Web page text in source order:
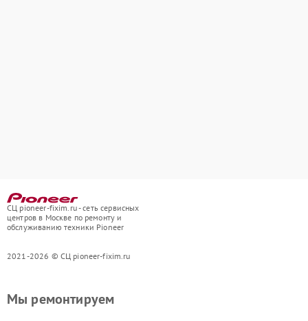
СЦ pioneer-fixim.ru - сеть сервисных
центров в Москве по ремонту и
обслуживанию техники Pioneer
2021-2026 © СЦ pioneer-fixim.ru
Мы ремонтируем